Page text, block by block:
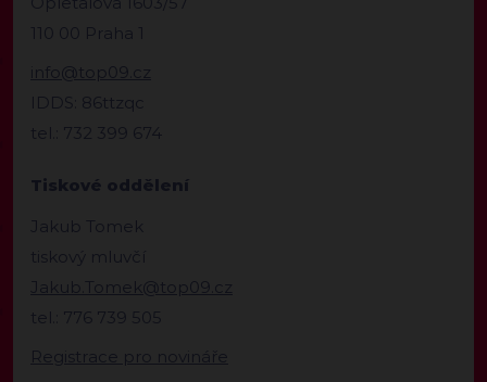
110 00 Praha 1
info@top09.cz
IDDS: 86ttzqc
tel.: 732 399 674
Tiskové oddělení
Jakub Tomek
tiskový mluvčí
Jakub.Tomek@top09.cz
tel.: 776 739 505
Registrace pro novináře